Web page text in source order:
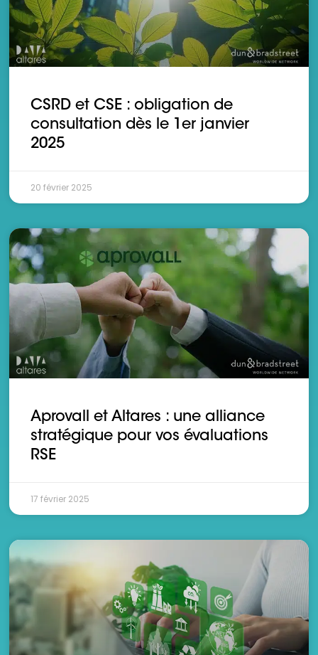
CSRD et CSE : obligation de
consultation dès le 1er janvier
2025
20 février 2025
Aprovall et Altares : une alliance
stratégique pour vos évaluations
RSE
17 février 2025